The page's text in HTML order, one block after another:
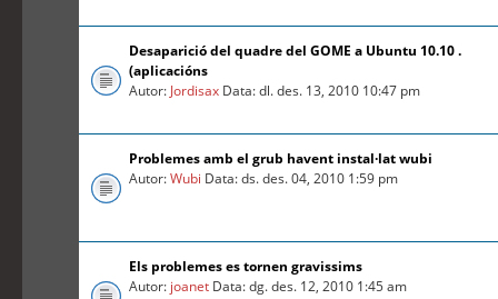
Desaparició del quadre del GOME a Ubuntu 10.10 .
(aplicacións
Autor: Jordisax Data: dl. des. 13, 2010 10:47 pm
Problemes amb el grub havent instal·lat wubi
Autor:Wubi Data: ds. des. 04, 2010 1:59 pm
Els problemes es tornen gravissims
Autor: joanet Data: dg. des. 12, 2010 1:45 am